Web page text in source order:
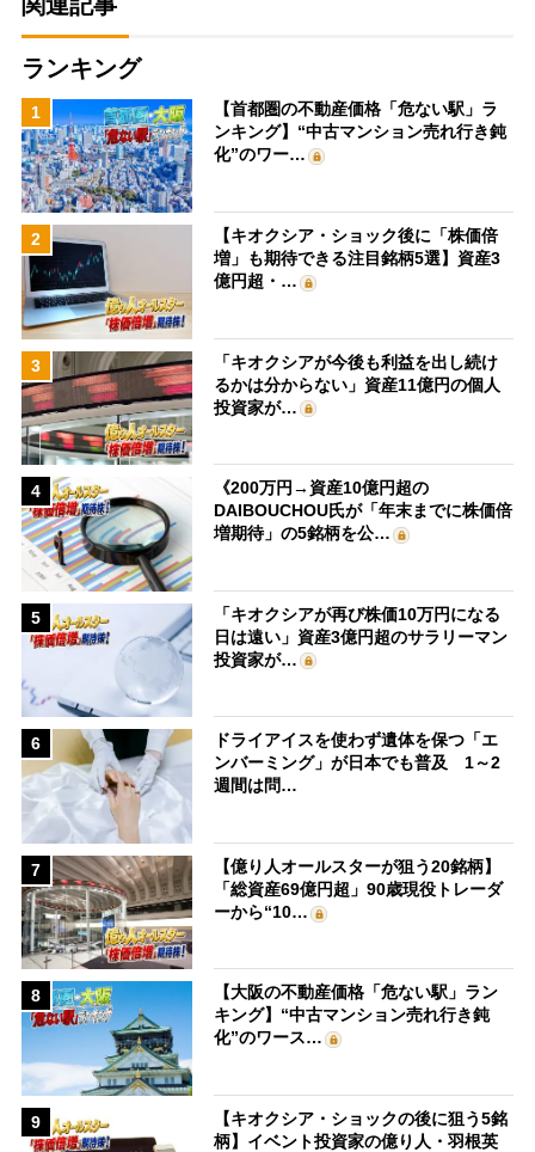
関連記事
ランキング
1
【首都圏の不動産価格「危ない駅」ラ
ンキング】“中古マンション売れ行き鈍
化”のワー…
2
【キオクシア・ショック後に「株価倍
増」も期待できる注目銘柄5選】資産3
億円超・…
3
「キオクシアが今後も利益を出し続け
るかは分からない」資産11億円の個人
投資家が…
4
《200万円→資産10億円超の
DAIBOUCHOU氏が「年末までに株価倍
増期待」の5銘柄を公…
5
「キオクシアが再び株価10万円になる
日は遠い」資産3億円超のサラリーマン
投資家が…
6
ドライアイスを使わず遺体を保つ「エ
ンバーミング」が日本でも普及 1～2
週間は問…
7
【億り人オールスターが狙う20銘柄】
「総資産69億円超」90歳現役トレーダ
ーから“10…
8
【大阪の不動産価格「危ない駅」ラン
キング】“中古マンション売れ行き鈍
化”のワース…
9
【キオクシア・ショックの後に狙う5銘
柄】イベント投資家の億り人・羽根英